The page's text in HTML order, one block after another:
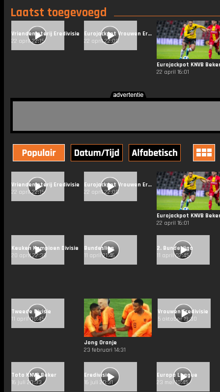
Laatst toegevoegd
Vriendenloterij Eredivisie
22 april 22:15
Eurojackpot Vrouwen Eredivisie
22 april 22:00
Eurojackpot KNVB
22 april 16:01
Vriendenloterij Eredivisie
22 april 22:15
Eurojackpot Vrouwen Eredivisie
22 april 22:00
Eurojackpot KNVB
22 april 16:01
Keuken Kampioen Divisie
20 april 22:30
Bundesliga
11 april 21:46
2. Bundesliga
11 april 02:45
Tweede Divisie
11 april 00:45
Jong Oranje
23 februari 14:31
Vrouwen Eredivisie
5 oktober 19:30
Toto KNVB Beker
16 juli 20:33
Eredivisie
16 juli 20:31
Europa League
23 mei 10:45